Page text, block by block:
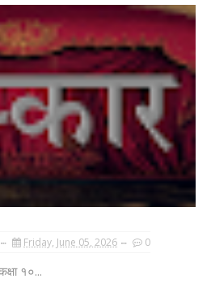
Friday, June 05, 2026 0
१०...